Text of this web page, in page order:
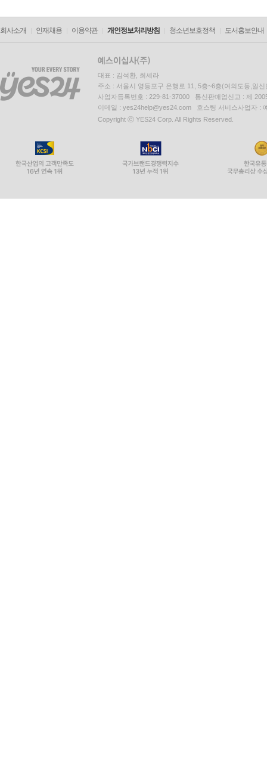
회사소개 인재채용 이용약관 개인정보처리방침 청소년보호정책 도서홍보안내
대표 : 김석환, 최세라
주소 : 서울시 영등포구 은행로 11, 5층~6층(여의도동,일신
사업자등록번호 : 229-81-37000 통신판매업신고 : 제
이메일 : yes24help@yes24.com 호스팅 서비스사업자 :
Copyright ⓒ YES24 Corp. All Rights Reserved.